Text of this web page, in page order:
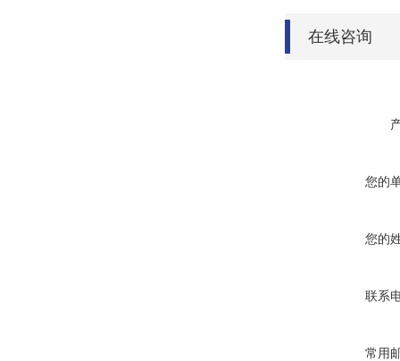
在线咨询
您的
您的
联系
常用